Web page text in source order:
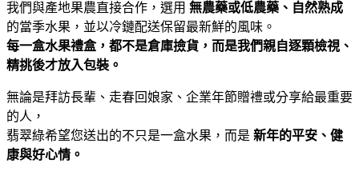
我們與產地果農直接合作，選用 無農藥或低農藥、自然熟成
的當季水果，並以冷鏈配送保留最新鮮的風味。
每一盒水果禮盒，都不是倉庫撿貨，而是我們親自逐顆檢視、
精挑後才放入包裝。
無論是拜訪長輩、走春回娘家、企業年節贈禮或分享給最重要
的人，
翡翠綠希望您送出的不只是一盒水果，而是 新年的平安、健
康與好心情。